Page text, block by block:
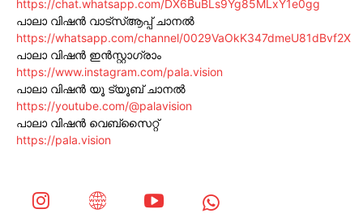
https://chat.whatsapp.com/DX6BuBLs9Yg85MLxY1e0gg
പാലാ വിഷൻ വാട്സ്ആപ്പ് ചാനൽ
https://whatsapp.com/channel/0029VaOkK347dmeU81dBvf2X
പാലാ വിഷൻ ഇൻസ്റ്റാഗ്രാം
https://www.instagram.com/pala.vision
പാലാ വിഷൻ യൂ ട്യൂബ് ചാനൽ
https://youtube.com/@palavision
പാലാ വിഷൻ വെബ്സൈറ്റ്
https://pala.vision